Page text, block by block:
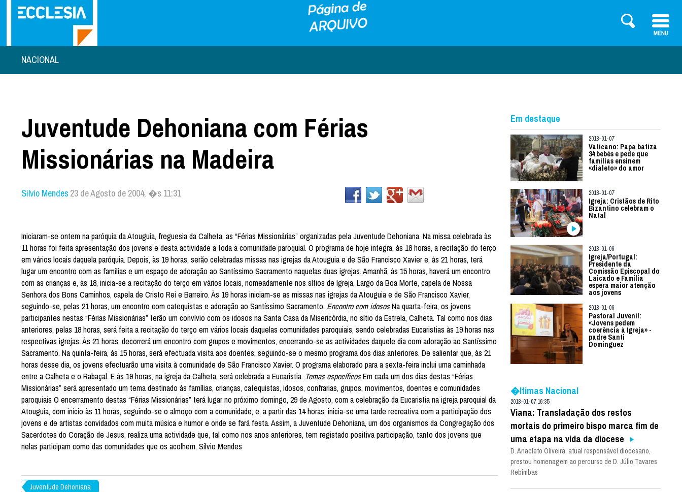
NACIONAL
Juventude Dehoniana com Férias
Missionárias na Madeira
Silvio Mendes 23 de Agosto de 2004, �s 11:31
Iniciaram-se ontem na paróquia da Atouguia, freguesia da Calheta, as “Férias Missionárias” organizadas pela Juventude Dehoniana. Na missa celebrada às
11 horas foi feita apresentação dos jovens e desta actividade a toda a comunidade paroquial. O programa de hoje integra, às 18 horas, a recitação do terço
em vários locais daquela paróquia. Depois, às 19 horas, serão celebradas missas nas igrejas da Atouguia e de São Francisco Xavier e, às 21 horas, terá
lugar um encontro com as famílias e um espaço de adoração ao Santíssimo Sacramento naquelas duas igrejas. Amanhã, às 15 horas, haverá um encontro
com as crianças e, às 18, inicia-se a recitação do terço em vários locais, nomeadamente nos sítios de Igreja, Largo da Boa Morte, capela de Nossa
Senhora dos Bons Caminhos, capela de Cristo Rei e Barreiro. Às 19 horas iniciam-se as missas nas igrejas da Atouguia e de São Francisco Xavier,
seguindo-se, pelas 21 horas, um encontro com catequistas e adoração ao Santíssimo Sacramento. Encontro com idososNa quarta-feira, os jovens
participantes nestas “Férias Missionárias” terão um convívio com os idosos na Santa Casa da Misericórdia, no sítio da Estrela, Calheta. Tal como nos dias
anteriores, pelas 18 horas, será feita a recitação do terço em vários locais daquelas comunidades paroquiais, sendo celebradas Eucaristias às 19 horas nas
respectivas igrejas. Às 21 horas, decorrerá um encontro com grupos e movimentos, encerrando-se as actividades daquele dia com adoração ao Santíssimo
Sacramento. Na quinta-feira, às 15 horas, será efectuada visita aos doentes, seguindo-se o mesmo programa dos dias anteriores. De salientar que, às 21
horas desse dia, os jovens efectuarão uma visita à comunidade de São Francisco Xavier. O programa elaborado para a sexta-feira inclui uma caminhada
entre a Calheta e o Rabaçal. E às 19 horas, na igreja da Calheta, será celebrada a Eucaristia. Temas específicosEm cada um dos dias destas “Férias
Missionárias” será apresentado um tema destinado às famílias, crianças, catequistas, idosos, confrarias, grupos, movimentos, doentes e comunidades
paroquiais O encerramento destas “Férias Missionárias” terá lugar no próximo domingo, 29 de Agosto, com a celebração da Eucaristia na igreja paroquial da
Atouguia, com início às 11 horas, seguindo-se o almoço com a comunidade, e, a partir das 14 horas, inicia-se uma tarde recreativa com a participação dos
jovens e de artistas convidados com muita música e humor e onde se fará festa. Assim, a Juventude Dehoniana, um dos organismos da Congregação dos
Sacerdotes do Coração de Jesus, realiza uma actividade que, tal como nos anos anteriores, tem registado positiva participação, tanto dos jovens que
nelas participam como das comunidades que os acolhem. Sílvio Mendes
Juventude Dehoniana
Em destaque
2018-01-07
Vaticano: Papa batiza
34 bebés e pede que
famílias ensinem
«dialeto» do amor
2018-01-07
Igreja: Cristãos de Rito
Bizantino celebram o
Natal
2018-01-06
Igreja/Portugal:
Presidente da
Comissão Episcopal do
Laicado e Família
espera maior atenção
aos jovens
2018-01-06
Pastoral Juvenil:
«Jovens pedem
coerência à Igreja» -
padre Santi
Dominguez
�ltimas Nacional
2018-01-07 16:35
Viana: Transladação dos restos
mortais do primeiro bispo marca fim de
uma etapa na vida da diocese
D. Anacleto Oliveira, atual responsável diocesano,
prestou homenagem ao percurso de D. Júlio Tavares
Rebimbas